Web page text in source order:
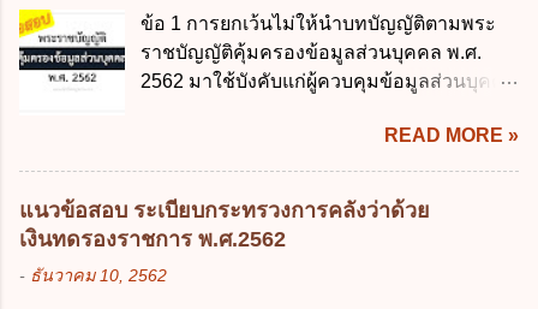
รับผิดชอบในการบริหารจัดการข้อมูลของ
หน่วยงานของรัฐ ง. กำหนดกรอบและทิศทาง
การบริหารงานภาครัฐและการจัดทำบริการ
สาธารณะในรูปแบบดิจิทัล ข้อ 4 กรรมการ
พัฒนารัฐบาลดิจิทัลโดยตำแหน่ง ม...
เว้นแต่เด็กที่สอบได้ชั้นปีที่ 9 ของการศึกษา
ภาคบังคับแล้ว 2. ผู้ปกครอง คือ 2.1 บิดา
มารดา 2.2 บิดาหรือมารดา ซึ่งเป็นผู้ใช้
กฎหมายแพ่งและพาณิชย์ 2.4 บุคคลที่เด็ก
อยู่ด้วยเป็นประจำหรือที่เด็กอยู่รับใช้การงาน
3. ผู้ปกครองดังกล่าว มีหน้าที่ ส่งเด็กเข้าเรียน
ในสถานศึกษาในวันแรกของการเปิดเรียนภาค
ข้อ 1 การยกเว้นไม่ให้นำบทบัญญัติตามพระ
ราชบัญญัติคุ้มครองข้อมูลส่วนบุคคล พ.ศ.
2562 มาใช้บังคับแก่ผู้ควบคุมข้อมูลส่วนบุคคล
ข. พระราชกำหนด ค. พระราชกฤษฎีกา ง. กฎ
กระทรวง ข้อ 2 กฎหมายตามข้อ 1 กำหนด
หน่วยงานและกิจการใดที่ผู้ควบคุมข้อมูลส่วน
รัฐทุกแห่ง ข. กิจการด้านการศึกษา ค. กิจการ
READ MORE »
แนวข้อสอบ ระเบียบกระทรวงการคลังว่าด้วย
เงินทดรองราชการ พ.ศ.2562
- ธันวาคม 10, 2562